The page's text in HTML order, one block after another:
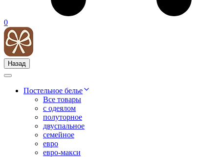
0
Назад
Постельное белье
Все товары
с одеялом
полуторное
двуспальное
семейное
евро
евро-макси